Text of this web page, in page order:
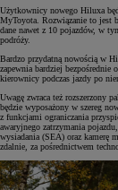
Użytkownicy nowego Hiluxa
MyToyota. Rozwiązanie to jest
dane nawet z 10 pojazdów, w
podróży.
Bardzo przydatną nowością w
zapewnia bardziej bezpośrednie
kierownicy podczas jazdy po
Uwagę zwraca też rozszerzony
będzie wyposażony w szereg
z funkcjami ograniczania
awaryjnego zatrzymania
wysiadania (SEA) oraz kamerę
zdalnie, za pośrednictwem